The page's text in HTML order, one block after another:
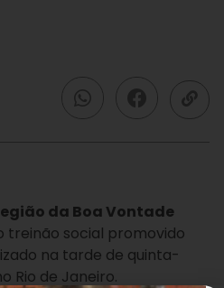
da Boa Vontade
treinão social promovido
na tarde de quinta-
Rio de Janeiro.